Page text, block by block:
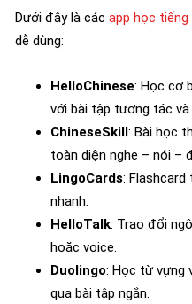
Dưới đây là các app học
dễ dùng:
HelloChinese: Học cơ
với bài tập tương tác và
ChineseSkill: Bài học
toàn diện nghe – nói –
LingoCards:
nhanh.
HelloTalk: Trao đổi
hoặc voice.
Duolingo: Học từ vựng
qua bài tập ngắn.